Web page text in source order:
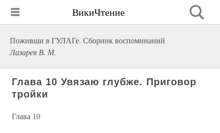
ВикиЧтение
Поживши в ГУЛАГе. Сборник воспоминаний
Лазарев В. М.
Глава 10 Увязаю глубже. Приговор
тройки
Глава 10